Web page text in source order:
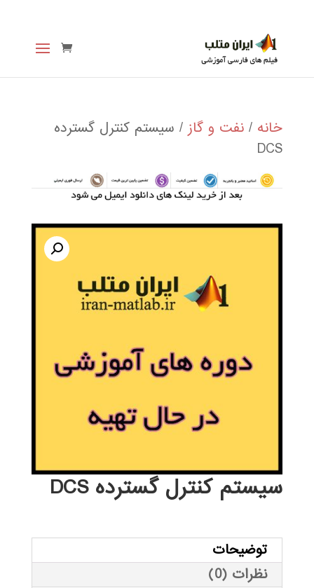
خانه / نفت و گاز / سيستم كنترل گسترده
DCS
سيستم كنترل گسترده DCS
توضیحات
نظرات (0)